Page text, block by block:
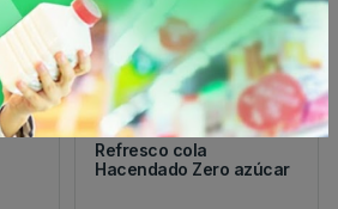
Hacendado
Refresco cola
Hacendado Zero azúcar